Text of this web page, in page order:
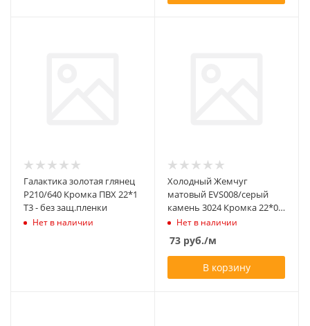
Галактика золотая глянец
Р210/640 Кромка ПВХ 22*1
Т3 - без защ.пленки
Нет в наличии
Холодный Жемчуг
матовый EVS008/серый
камень 3024 Кромка 22*0,8
ПВХ Т1
Нет в наличии
73 руб./м
В корзину